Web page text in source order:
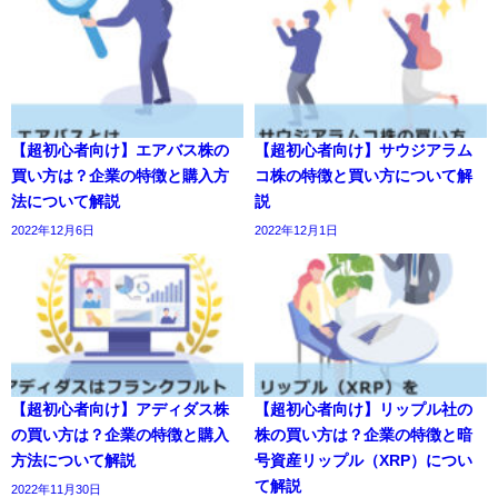
【超初心者向け】エアバス株の
買い方は？企業の特徴と購入方
法について解説
2022年12月6日
【超初心者向け】サウジアラム
コ株の特徴と買い方について解
説
2022年12月1日
【超初心者向け】アディダス株
の買い方は？企業の特徴と購入
方法について解説
2022年11月30日
【超初心者向け】リップル社の
株の買い方は？企業の特徴と暗
号資産リップル（XRP）につい
て解説